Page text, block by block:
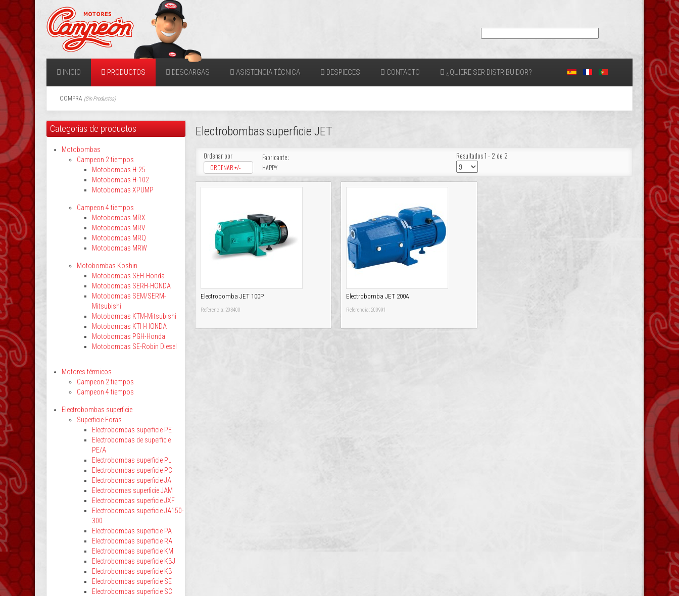
INICIO PRODUCTOS DESCARGAS ASISTENCIA TÉCNICA DESPIECES CONTACTO ¿QUIERE SER DISTRIBUIDOR?
COMPRA (Sin Productos)
Electrobombas superficie JET
Ordenar por
ORDENAR +/-
Fabricante:
HAPPY
Resultados 1 - 2 de 2
Electrobomba JET 100P
Referencia: 203400
Electrobomba JET 200A
Referencia: 200991
Categorías de productos
Motobombas
Campeon 2 tiempos
Motobombas H-25
Motobombas H-102
Motobombas XPUMP
Campeon 4 tiempos
Motobombas MRX
Motobombas MRV
Motobombas MRQ
Motobombas MRW
Motobombas Koshin
Motobombas SEH-Honda
Motobombas SERH-HONDA
Motobombas SEM/SERM-
Mitsubishi
Motobombas KTM-Mitsubishi
Motobombas KTH-HONDA
Motobombas PGH-Honda
Motobombas SE-Robin Diesel
Motores térmicos
Campeon 2 tiempos
Campeon 4 tiempos
Electrobombas superficie
Superficie Foras
Electrobombas superficie PE
Electrobombas de superficie
PE/A
Electrobombas superficie PL
Electrobombas superficie PC
Electrobombas superficie JA
Electrobomas superficie JAM
Electrobombas superficie JXF
Electrobombas superficie JA150-
300
Electrobombas superficie PA
Electrobombas superficie RA
Electrobombas superficie KM
Electrobombas superficie KBJ
Electrobombas superficie KB
Electrobombas superficie SE
Electrobombas superficie SC